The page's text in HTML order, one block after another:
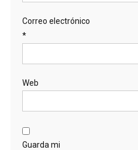
Correo electrónico
*
Web
Guarda mi